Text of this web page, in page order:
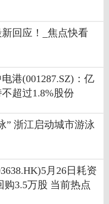
回应！_焦点快看
港(001287.SZ)：亿
超过1.8%股份
” 浙江启动城市游泳
月26日耗资
购3.5万股 当前热点